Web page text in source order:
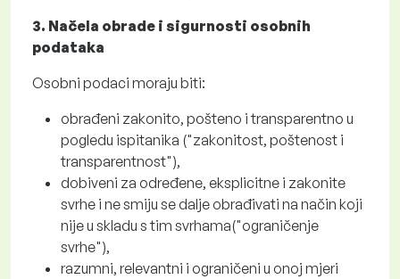
3. Načela obrade i sigurnosti osobnih
podataka
Osobni podaci moraju biti:
obrađeni zakonito, pošteno i transparentno u
pogledu ispitanika ("zakonitost, poštenost i
transparentnost"),
dobiveni za određene, eksplicitne i zakonite
svrhe i ne smiju se dalje obrađivati ​​na način koji
nije u skladu s tim svrhama("ograničenje
svrhe"),
razumni, relevantni i ograničeni u onoj mjeri